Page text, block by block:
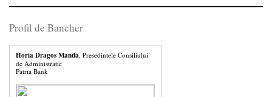
Profil de Bancher
Horia Dragos Manda, Presedintele Consiliului
de Administratie
Patria Bank